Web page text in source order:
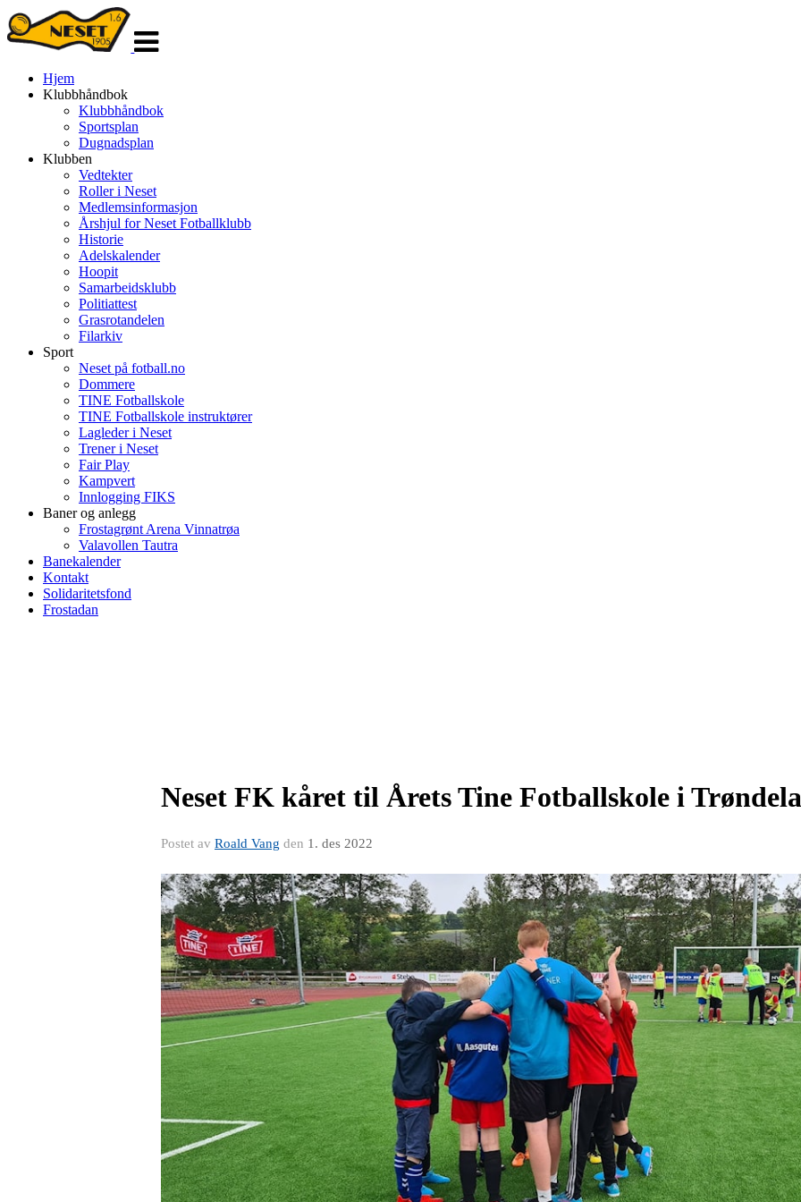
navigasjon
Hjem
Klubbhåndbok
Klubbhåndbok
Sportsplan
Dugnadsplan
Klubben
Vedtekter
Roller i Neset
Medlemsinformasjon
Årshjul for Neset Fotballklubb
Historie
Adelskalender
Hoopit
Samarbeidsklubb
Politiattest
Grasrotandelen
Filarkiv
Sport
Neset på fotball.no
Dommere
TINE Fotballskole
TINE Fotballskole instruktører
Lagleder i Neset
Trener i Neset
Fair Play
Kampvert
Innlogging FIKS
Baner og anlegg
Frostagrønt Arena Vinnatrøa
Valavollen Tautra
Banekalender
Kontakt
Solidaritetsfond
Frostadan
Neset FK kåret til Årets Tine Fotballskole i
Postet av Roald Vang den 1. des 2022